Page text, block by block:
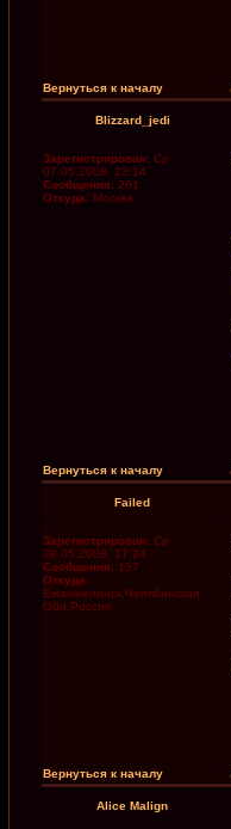
Вернуться к началу
Blizzard_jedi
Зарегистрирован: Ср
07.05.2008, 23:14
Сообщения: 261
Откуда: Москва
Вернуться к началу
Failed
Зарегистрирован: Ср
28.05.2008, 17:24
Сообщения: 157
Откуда:
Еманжелинск,Челябинская
Обл,Россия
Вернуться к началу
Alice Malign